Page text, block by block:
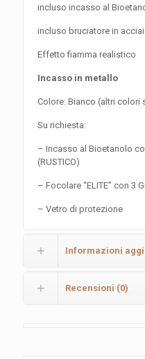
incluso incasso al
incluso bruciatore in
Effetto fiamma realistico
Incasso in metallo
Colore: Bianco (altri colori
Su richiesta:
– Incasso al Bioetanolo
(RUSTICO)
– Focolare “ELITE” con 3
– Vetro di protezione
Informazioni
Recensioni (0)